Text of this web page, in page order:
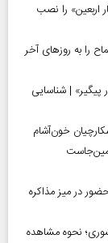
اربعین» را نصب
سامانه سماح را به روز‌های آخر
پیگیر» | شناسایی
در میز مذاکره
کشوری؛ نحوه مشاهده